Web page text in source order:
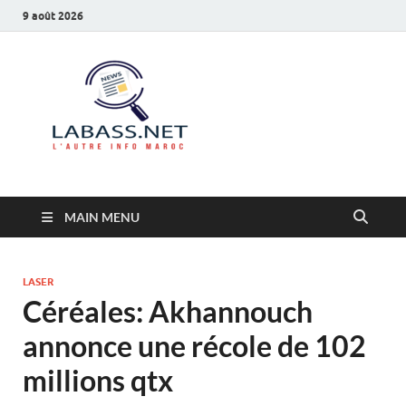
9 août 2026
MAIN MENU
LASER
Céréales: Akhannouch
annonce une récole de 102
millions qtx